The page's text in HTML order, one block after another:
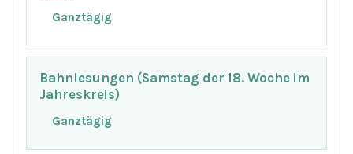
Ganztägig
Bahnlesungen (Samstag der 18. Woche im
Jahreskreis)
Ganztägig